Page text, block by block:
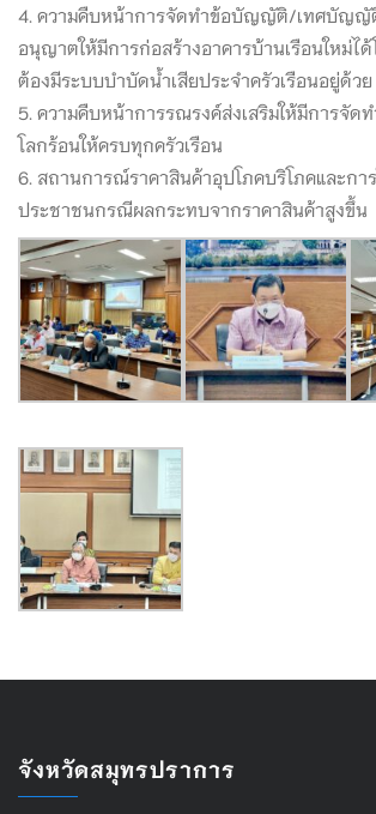
4. ความคืบหน้าการจัดทำข้อบัญญัติ/เทศบัญญั
อนุญาตให้มีการก่อสร้างอาคารบ้านเรือนใหม่ไ
ต้องมีระบบบำบัดน้ำเสียประจำครัวเรือนอยู่ด้วย
5. ความคืบหน้าการรณรงค์ส่งเสริมให้มีการจัด
โลกร้อนให้ครบทุกครัวเรือน
6. สถานการณ์ราคาสินค้าอุปโภคบริโภคและกา
ประชาชนกรณีผลกระทบจากราคาสินค้าสูงขึ้น
จังหวัดสมุทรปราการ